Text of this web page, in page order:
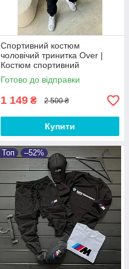
Спортивний костюм
чоловічий тринитка Over |
Костюм спортивний
чоловічий осінь, зима ЛЮКС
якості
Готово до відправки
1 149 ₴ 2 500 ₴
Купити
Топ –52%